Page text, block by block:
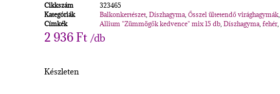
Cikkszám
323465
Kategóriák
Balkonkertészet, Díszhagyma, Ősszel ültetendő virághagymák,
Címkék
Allium "Zümmögők kedvence" mix 15 db, Díszhagyma, fehér,
2 936Ft /db
Készleten